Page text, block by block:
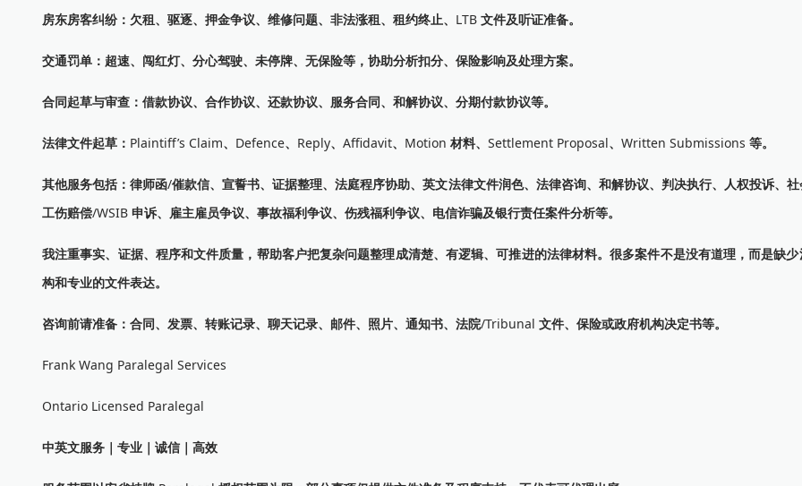
房东房客纠纷：欠租、驱逐、押金争议、维修问题、非法涨租、租约终止、 LTB 文件及听证准备。
交通罚单：超速、闯红灯、分心驾驶、未停牌、无保险等，协助分析扣分、保险影响及处理方案。
合同起草与审查：借款协议、合作协议、还款协议、服务合同、和解协议、分期付款协议等。
法律文件起草： Plaintiff’s Claim、 Defence、 Reply、 Affidavit、 Motion 材料、 Settlement Proposal、 Written Submissions 等。
其他服务包括：律师函/催款信、宣誓书、证据整理、法庭程序协助、英文法律文件润色、法律咨询、和解协议、判决执行、人权投诉、
工伤赔偿/WSIB 申诉、雇主雇员争议、事故福利争议、伤残福利争议、电信诈骗及银行责任案件分析等。
我注重事实、证据、程序和文件质量，帮助客户把复杂问题整理成清楚、有逻辑、可推进的法律材料。很多案件不是没有道理，而是缺
构和专业的文件表达。
咨询前请准备：合同、发票、转账记录、聊天记录、邮件、照片、通知书、法院/Tribunal 文件、保险或政府机构决定书等。
Frank Wang Paralegal Services
Ontario Licensed Paralegal
中英文服务｜专业｜诚信｜高效